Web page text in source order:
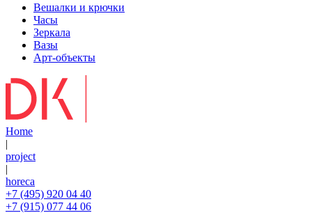
Вешалки и крючки
Часы
Зеркала
Вазы
Арт-объекты
Home
|
project
|
horeca
+7 (495) 920 04 40
+7 (915) 077 44 06